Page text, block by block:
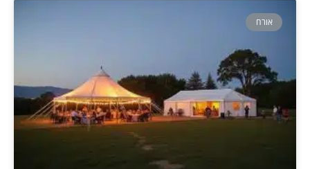
אורח